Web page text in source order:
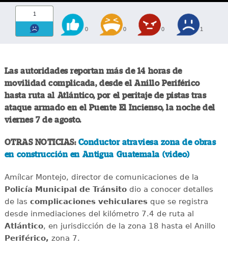
1
0 0 0 1
Las autoridades reportan más de 14 horas de
movilidad complicada, desde el Anillo Periférico
hasta ruta al Atlántico, por el peritaje de pistas tras
ataque armado en el Puente El Incienso, la noche del
viernes 7 de agosto.
OTRAS NOTICIAS: Conductor atraviesa zona de obras
en construcción en Antigua Guatemala (video)
Amílcar Montejo, director de comunicaciones de la
Policía Municipal de Tránsitodio a conocer detalles
de las complicaciones vehicularesque se registra
desde inmediaciones del kilómetro 7.4 de ruta al
Atlántico, en jurisdicción de la zona 18 hasta el Anillo
Periférico, zona 7.